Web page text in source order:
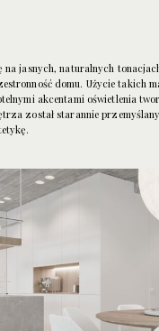
na jasnych, naturalnych
domu. Użycie takich
akcentami oświetlenia
został starannie